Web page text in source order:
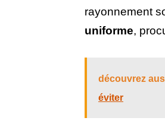
rayonnement
uniforme,
découvrez
éviter